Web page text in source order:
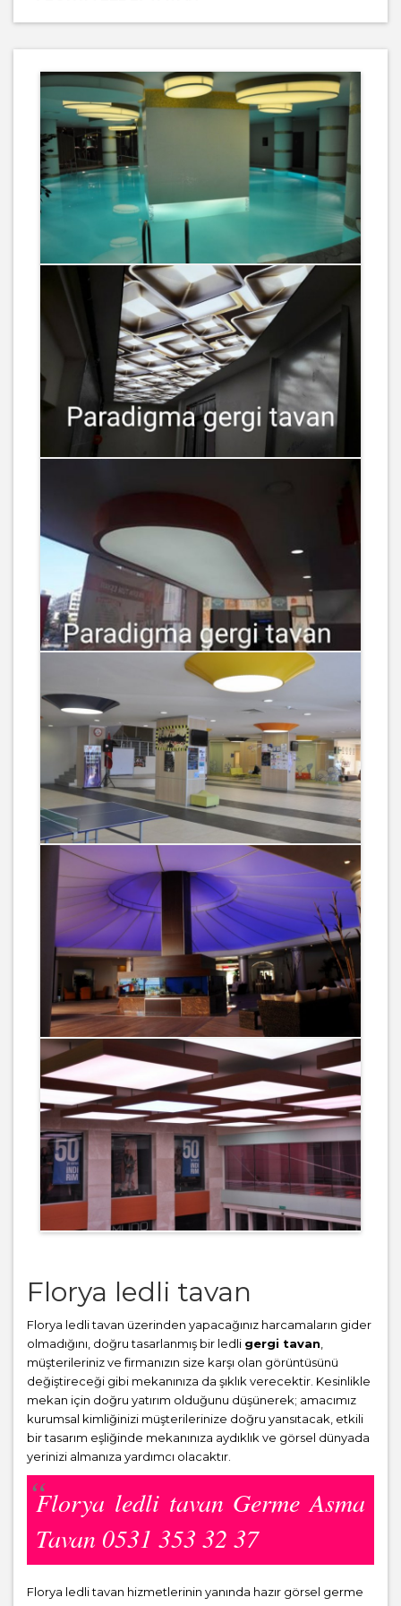
Florya ledli tavan
Florya ledli tavan üzerinden yapacağınız harcamaların gider
olmadığını, doğru tasarlanmış bir ledli gergi tavan
müşterileriniz ve firmanızın size karşı olan görüntüsünü
değiştireceği gibi mekanınıza da şıklık verecektir. Kesinlikle
mekan için doğru yatırım olduğunu düşünerek; amacımız
kurumsal kimliğinizi müşterilerinize doğru yansıtacak, etkili
bir tasarım eşliğinde mekanınıza aydıklık ve görsel dünyada
yerinizi almanıza yardımcı olacaktır.
Florya ledli tavan Germe Asma
Tavan 0531 353 32 37
Florya ledli tavan hizmetlerinin yanında hazır görsel germe